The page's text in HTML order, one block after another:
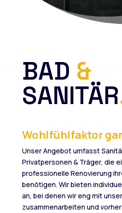
BAD &
SANITÄR
Wohlfühlfaktor
Unser Angebot umfasst
Privatpersonen & Träger, die
professionelle Renovierung
benötigen. Wir bieten
an, bei denen wir eng mit
zusammenarbeiten und